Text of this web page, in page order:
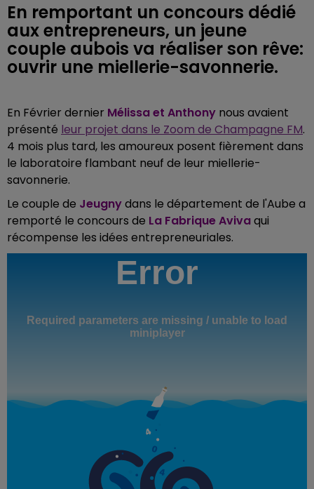
En remportant un concours dédié
aux entrepreneurs, un jeune
couple aubois va réaliser son rêve:
ouvrir une miellerie-savonnerie.
En Février dernier Mélissa et Anthony nous avaient
présenté leur projet dans le Zoom de Champagne FM.
4 mois plus tard, les amoureux posent fièrement dans
le laboratoire flambant neuf de leur miellerie-
savonnerie.
Le couple de Jeugnydans le département de l'Aube a
remporté le concours de La Fabrique Avivaqui
récompense les idées entrepreneuriales.